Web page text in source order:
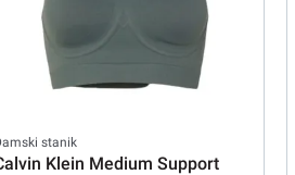
stanik
Klein Medium Support